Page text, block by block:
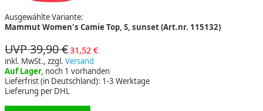
Ausgewählte Variante:
Mammut Women's Camie Top, S, sunset (Art.nr. 115132)
UVP 39,90 €31,52 €
inkl. MwSt., zzgl. Versand
Auf Lager, noch 1 vorhanden
Lieferfrist (in Deutschland): 1-3 Werktage
Lieferung per DHL